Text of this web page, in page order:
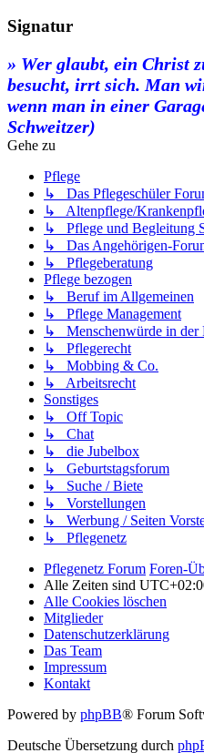
Signatur
» Wer glaubt, ein Christ
besucht, irrt sich. Man
wenn man in einer
Schweitzer)
Gehe zu
Pflege
↳ Das Pflegeschüler
↳ Altenpflege/
↳ Pflege und Begleitung
↳ Das Angehörigen-
↳ Pflegeberatung
Pflege bezogen
↳ Beruf im Allgemeinen
↳ Pflege Management
↳ Menschenwürde in der
↳ Pflegerecht
↳ Mobbing & Co.
↳ Arbeitsrecht
Sonstiges
↳ Off Topic
↳ Chat
↳ die Jubelbox
↳ Geburtstagsforum
↳ Suche / Biete
↳ Vorstellungen
↳ Werbung / Seiten
↳ Pflegenetz
Pflegenetz Forum Foren-
Alle Zeiten sind
Alle Cookies löschen
Mitglieder
Datenschutzerklärung
Das Team
Impressum
Kontakt
Powered by phpBB® Forum
Deutsche Übersetzung durch